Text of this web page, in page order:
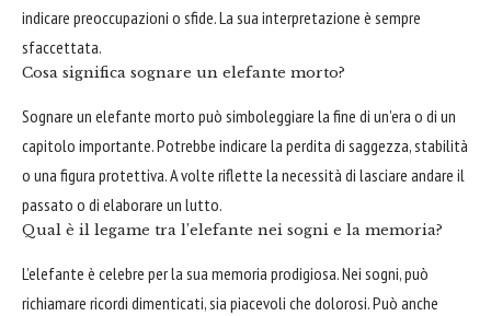
indicare preoccupazioni o sfide. La sua interpretazione è sempre
sfaccettata.
Cosa significa sognare un elefante morto?
Sognare un elefante morto può simboleggiare la fine di un’era o di un
capitolo importante. Potrebbe indicare la perdita di saggezza, stabilità
o una figura protettiva. A volte riflette la necessità di lasciare andare il
passato o di elaborare un lutto.
Qual è il legame tra l’elefante nei sogni e la memoria?
L’elefante è celebre per la sua memoria prodigiosa. Nei sogni, può
richiamare ricordi dimenticati, sia piacevoli che dolorosi. Può anche